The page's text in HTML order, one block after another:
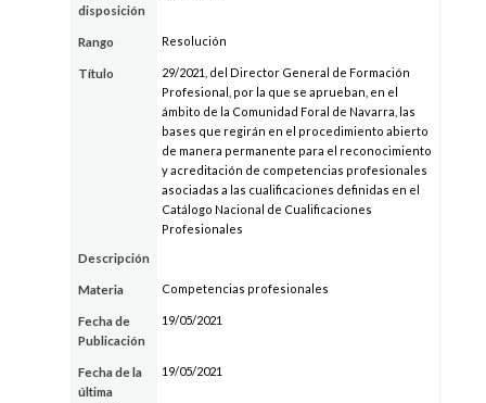
disposición
Rango Resolución
Título
29/2021, del Director General de Formación
Profesional, por la que se aprueban, en el
ámbito de la Comunidad Foral de Navarra, las
bases que regirán en el procedimiento abierto
de manera permanente para el reconocimiento
y acreditación de competencias profesionales
asociadas a las cualificaciones definidas en el
Catálogo Nacional de Cualificaciones
Profesionales
Descripción
Materia Competencias profesionales
Fecha de
Publicación
19/05/2021
Fecha de la
última
19/05/2021